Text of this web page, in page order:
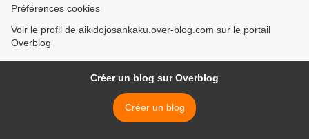
Préférences cookies
Voir le profil de aikidojosankaku.over-blog.com sur le portail
Overblog
Créer un blog sur Overblog
Créer un blog